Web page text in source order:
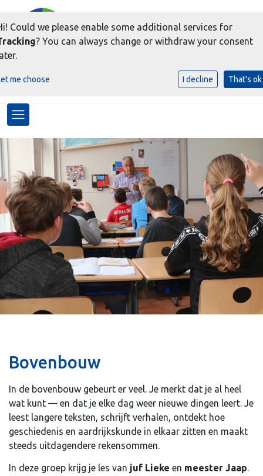
voor meer dan een goede
BASIS !
Toggle navigation
Bovenbouw
In de bovenbouw gebeurt er veel. Je merkt dat je al heel
wat kunt — en dat je elke dag weer nieuwe dingen leert. Je
leest langere teksten, schrijft verhalen, ontdekt hoe
geschiedenis en aardrijkskunde in elkaar zitten en maakt
steeds uitdagendere rekensommen.
In deze groep krijg je les van juf Lieke en meester Jaap.
Could we please enable some additional services for
? You can always change or withdraw your consent
me choose I decline That's ok